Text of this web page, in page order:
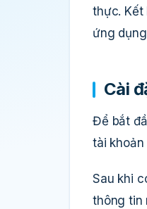
thực. Kết
ứng
Cài
Để bắt
tài khoản
Sau khi
thông tin